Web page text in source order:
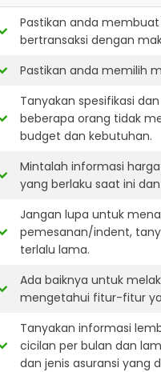
Pastikan anda
bertransaksi dengan
Pastikan anda memilih
Tanyakan spesifikasi
beberapa orang tidak
budget dan kebutuhan.
Mintalah informasi
yang berlaku saat ini
Jangan lupa untuk
pemesanan/indent,
terlalu lama.
Ada baiknya untuk
mengetahui fitur-fitur
Tanyakan informasi
cicilan per bulan dan
dan jenis asuransi yang